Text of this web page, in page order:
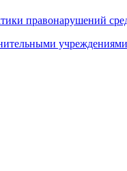
правонарушений